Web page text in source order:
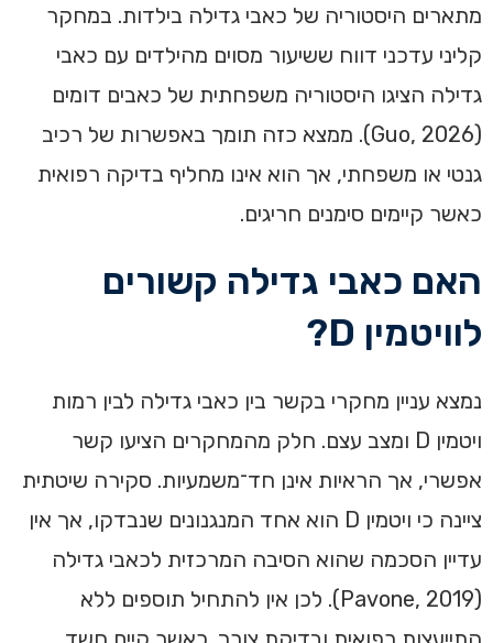
מתארים היסטוריה של כאבי גדילה בילדות. במחקר
קליני עדכני דווח ששיעור מסוים מהילדים עם כאבי
גדילה הציגו היסטוריה משפחתית של כאבים דומים
(Guo, 2026). ממצא כזה תומך באפשרות של רכיב
גנטי או משפחתי, אך הוא אינו מחליף בדיקה רפואית
כאשר קיימים סימנים חריגים.
האם כאבי גדילה קשורים
לוויטמין D?
נמצא עניין מחקרי בקשר בין כאבי גדילה לבין רמות
ויטמין D ומצב עצם. חלק מהמחקרים הציעו קשר
אפשרי, אך הראיות אינן חד־משמעיות. סקירה שיטתית
ציינה כי ויטמין D הוא אחד המנגנונים שנבדקו, אך אין
עדיין הסכמה שהוא הסיבה המרכזית לכאבי גדילה
(Pavone, 2019). לכן אין להתחיל תוספים ללא